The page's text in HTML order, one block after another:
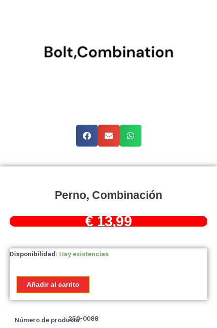
Perno, Combinación
€13,99
Disponibilidad: Hay existencias
Perno,
combinación
Añadir al carrito
Número de producto:250-0088